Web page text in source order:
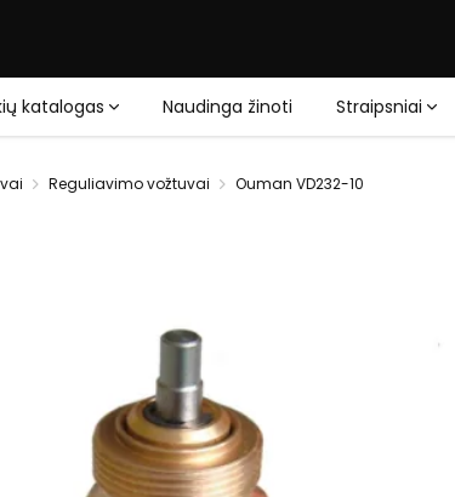
katalogas Naudinga žinoti Straipsniai
Reguliavimo vožtuvai Ouman VD232-10